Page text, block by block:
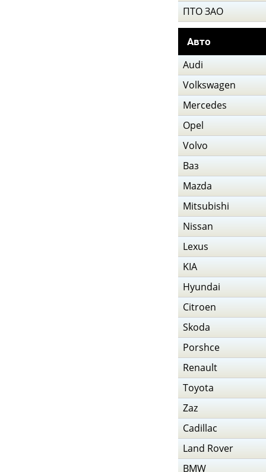
ПТО ЗАО
Авто
Audi
Volkswagen
Mercedes
Opel
Volvo
Ваз
Mazda
Mitsubishi
Nissan
Lexus
KIA
Hyundai
Citroen
Skoda
Porshce
Renault
Toyota
Zaz
Cadillac
Land Rover
BMW